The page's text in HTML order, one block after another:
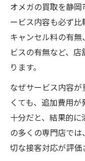
オメガの買取を静
ービス内容も必ず
キャンセル料の有
ビスの有無など、
ります。
なぜサービス内容
くても、追加費用
十分だと、結果的
の多くの専門店で
切な接客対応が評価